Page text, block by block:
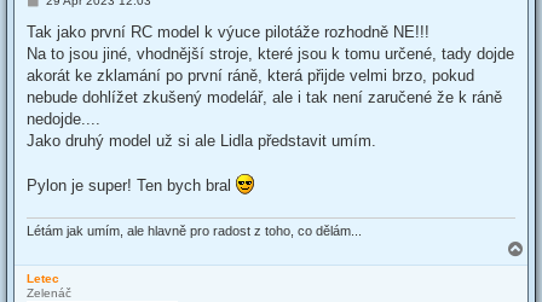
s
Tak jako první RC model k výuce pilotáže rozhodně NE!!!
Na to jsou jiné, vhodnější stroje, které jsou k tomu určené, tady dojde
akorát ke zklamání po první ráně, která přijde velmi brzo, pokud
nebude dohlížet zkušený modelář, ale i tak není zaručené že k ráně
nedojde....
Jako druhý model už si ale Lidla představit umím.
Pylon je super! Ten bych bral
Létám jak umím, ale hlavně pro radost z toho, co dělám...
o
Letec
Zelenáč